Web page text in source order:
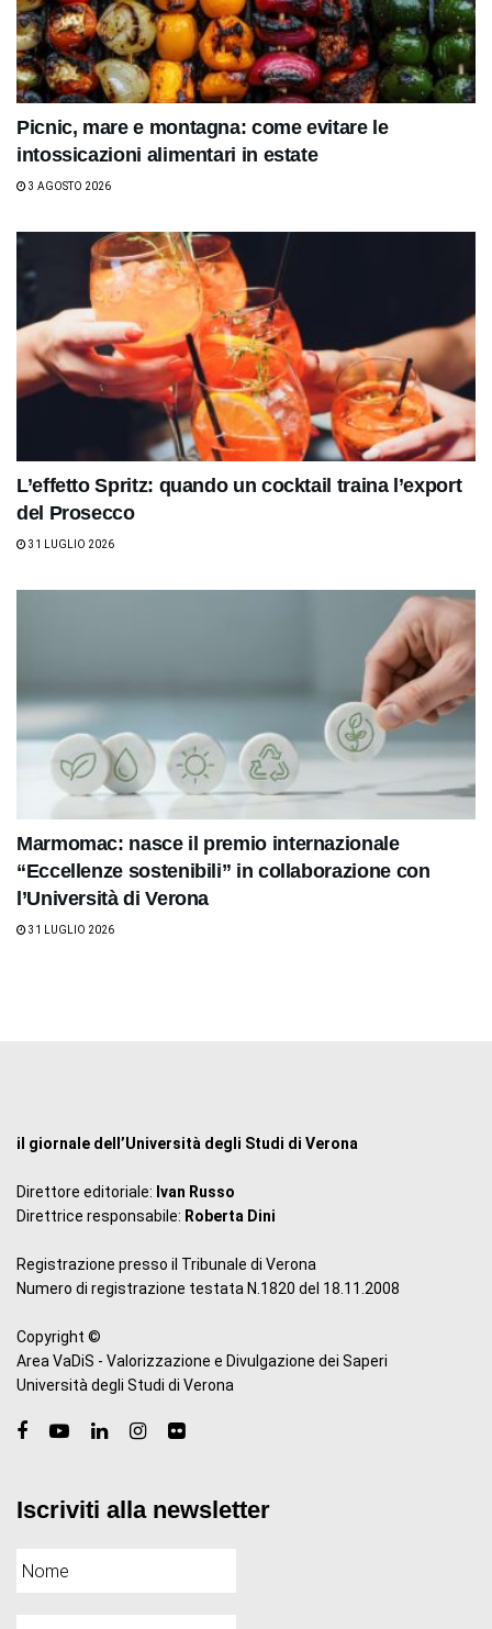
Picnic, mare e montagna: come evitare le
intossicazioni alimentari in estate
3 AGOSTO 2026
L’effetto Spritz: quando un cocktail traina l’export
del Prosecco
31 LUGLIO 2026
Marmomac: nasce il premio internazionale
“Eccellenze sostenibili” in collaborazione con
l’Università di Verona
31 LUGLIO 2026
il giornale dell’Università degli Studi di Verona
Direttore editoriale: Ivan Russo
Direttrice responsabile: Roberta Dini
Registrazione presso il Tribunale di Verona
Numero di registrazione testata N.1820 del 18.11.2008
Copyright ©
Area VaDiS - Valorizzazione e Divulgazione dei Saperi
Università degli Studi di Verona
Iscriviti alla newsletter